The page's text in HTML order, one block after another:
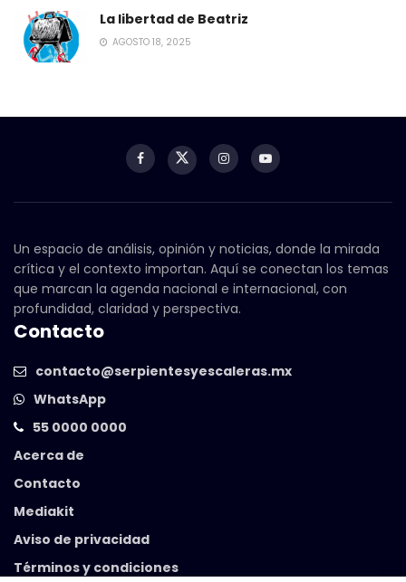
La libertad de Beatriz
AGOSTO 18, 2025
Un espacio de análisis, opinión y noticias, donde la mirada
crítica y el contexto importan. Aquí se conectan los temas
que marcan la agenda nacional e internacional, con
profundidad, claridad y perspectiva.
Contacto
contacto@serpientesyescaleras.mx
WhatsApp
55 0000 0000
Acerca de
Contacto
Mediakit
Aviso de privacidad
Términos y condiciones